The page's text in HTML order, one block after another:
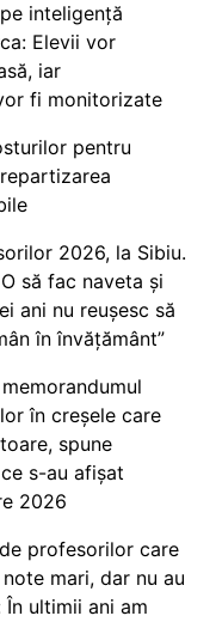
inteligență
Elevii vor
iar
fi monitorizate
pentru
2026, la Sibiu.
să fac naveta și
ani nu reușesc să
în învățământ”
în creșele care
spune
s-au afișat
2026
profesorilor care
mari, dar nu au
ultimii ani am